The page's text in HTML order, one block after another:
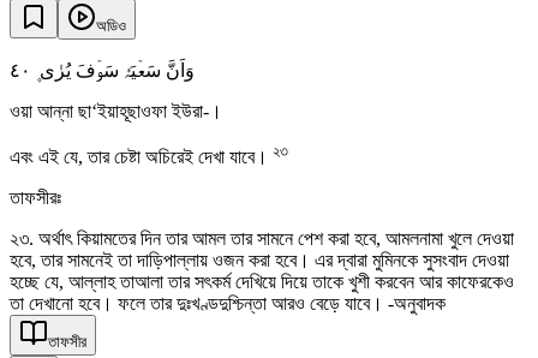
অডিও
وَاَنَّ سَعۡیَہٗ سَوۡفَ یُرٰی ۪
٤۰
ওয়া আন্না ছা‘ইয়াহূছাওফা ইউরা-।
এবং এই যে, তার চেষ্টা অচিরেই দেখা যাবে। ২৩
তাফসীরঃ
২৩. অর্থাৎ কিয়ামতের দিন তার আমল তার সামনে পেশ করা হবে, আমলনামা খুলে দেওয়া
হবে, তার সামনেই তা দাড়িপাল্লায় ওজন করা হবে। এর দ্বারা মুমিনকে সুসংবাদ দেওয়া
হচ্ছে যে, আল্লাহ তাআলা তার সৎকর্ম দেখিয়ে দিয়ে তাকে খুশী করবেন আর কাফেরকেও
তা দেখানো হবে। ফলে তার দুঃখণ্ডদুশ্চিন্তা আরও বেড়ে যাবে। -অনুবাদক
তাফসীর